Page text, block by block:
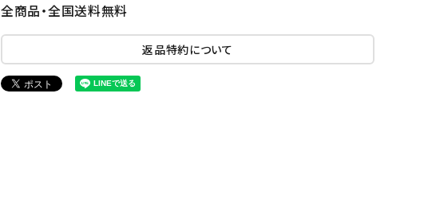
全商品・全国送料無料
返品特約について